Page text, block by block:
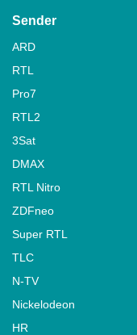
Sender
ARD
RTL
Pro7
RTL2
3Sat
DMAX
RTL Nitro
ZDFneo
Super RTL
TLC
N-TV
Nickelodeon
HR